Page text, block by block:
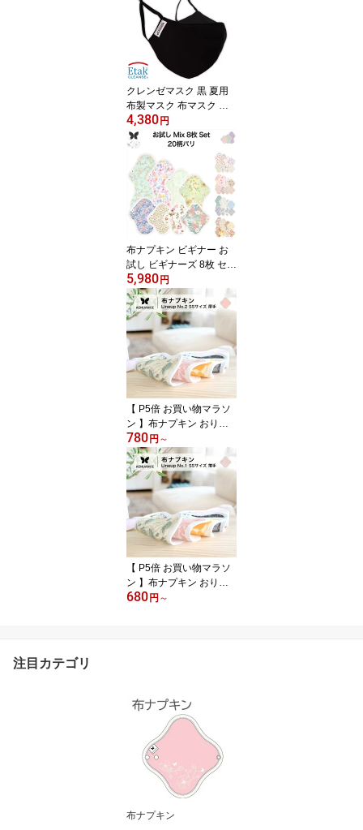
プ 通気性 飛沫ガード ガ
ーゼマスク こもらない
クレンゼマスク 黒 夏用
布製マスク 布マスク 黒
マスク AENUANCE ma
-05-v2-3p
4,380 円
布ナプキン ビギナー お
試し ビギナーズ 8枚 セッ
ト 20種 柄 バリエーショ
ン 送料無料 ナプキン コ
ットン オーガニック 生
理 夜用 おりものシート
防水 カイロ 使い捨て ネ
ル ホルダー ライナー ポ
ケット おりもの用 布 は
じめて
5,980 円
【 P5倍 お買い物マラソ
ン 】布ナプキン おりも
の オーガニック 吸水 尿
漏れ オーガニックコット
ン セット SS 厚手 失禁
おりものシートおりもの
ライナー かぶれない 吸
水 綿 生理 カイロ はじめ
て 送料無料 1枚 3枚 5枚
7枚 10枚 No.2 柄 バリエ
ーション 20種 AESSH
780 円 ～
【 P5倍 お買い物マラソ
ン 】布ナプキン おりも
の用 薄手 SSサイズ おり
排卵 羽根つき 子宮 温め
綿 防水布なし AESST
680 円 ～
注目カテゴリ
布ナプキン